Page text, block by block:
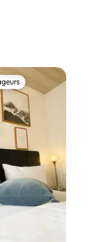
commentaires : 4,9 sur 5
les plus appréciés